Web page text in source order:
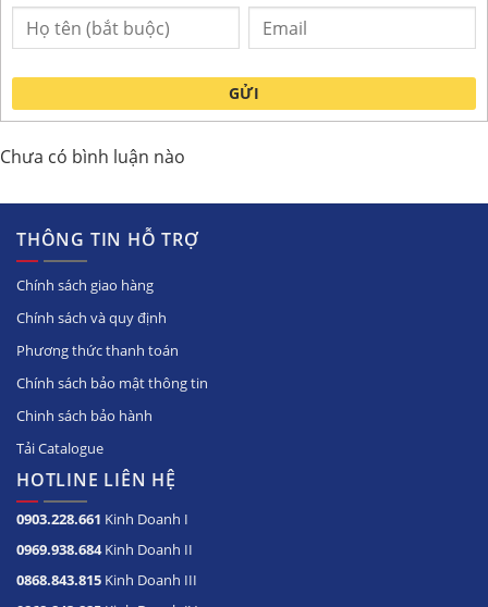
GỬI
Chưa có bình luận nào
THÔNG TIN HỖ TRỢ
Chính sách giao hàng
Chính sách và quy định
Phương thức thanh toán
Chính sách bảo mật thông tin
Chinh sách bảo hành
Tải Catalogue
HOTLINE LIÊN HỆ
0903.228.661 Kinh Doanh I
0969.938.684Kinh Doanh II
0868.843.815 Kinh Doanh III